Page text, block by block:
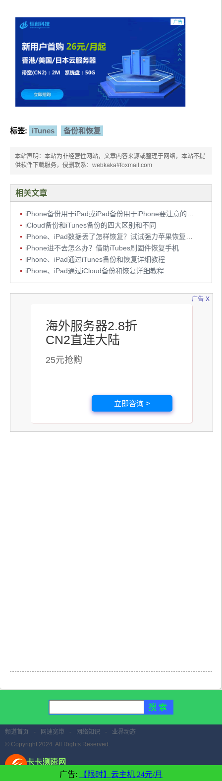
标签: iTunes 备份和恢复
本站声明：本站为非经营性网站，文章内容来源或整理于网络，本站不提
供软件下载服务，侵删联系：webkaka#foxmail.com
相关文章
iPhone备份用于iPad或iPad备份用于iPhone要注意的问题
iCloud备份和iTunes备份的四大区别和不同
iPhone、iPad数据丢了怎样恢复？试试强力苹果恢复精灵
iPhone进不去怎么办？借助iTubes刷固件恢复手机
iPhone、iPad通过iTunes备份和恢复详细教程
iPhone、iPad通过iCloud备份和恢复详细教程
广告
海外服务器2.8折
CN2直连大陆
25元抢购
立即咨询 >
x
广告: 【限时】云主机 24元/月
频道首页 - 网速宽带 - 网络知识 -
业界动态
© Copyright 2024. All Rights Reserved.